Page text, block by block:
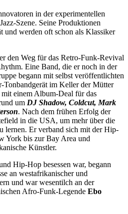
in der experimentellen
Szene. Seine Produktionen
und werden oft schon als Klassiker
den Weg für das Retro-Funk-Revival
Eine Band, die er noch in der
begann mit selbst veröffentlichten
Tonbandgerät im Keller der Mütter
einem Album-Deal für das
um DJ Shadow, Coldcut, Mark
. Nach dem frühen Erfolg der
in die USA, um mehr über die
lernen. Er verband sich mit der Hip-
York bis zur Bay Area und
Künstler.
Hip-Hop besessen war, begann
an westafrikanischer und
und war wesentilch an der
Afro-Funk-Legende Ebo